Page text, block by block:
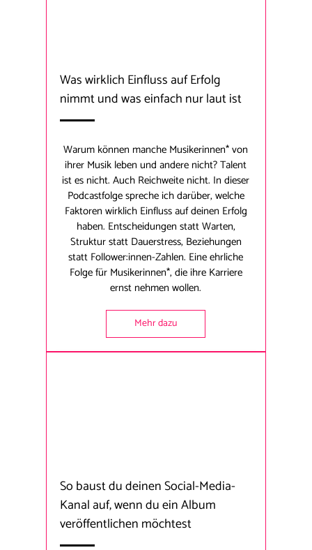
Was wirklich Einfluss auf Erfolg
nimmt und was einfach nur laut ist
Warum können manche Musikerinnen* von
ihrer Musik leben und andere nicht? Talent
ist es nicht. Auch Reichweite nicht. In dieser
Podcastfolge spreche ich darüber, welche
Faktoren wirklich Einfluss auf deinen Erfolg
haben. Entscheidungen statt Warten,
Struktur statt Dauerstress, Beziehungen
statt Follower:innen-Zahlen. Eine ehrliche
Folge für Musikerinnen*, die ihre Karriere
ernst nehmen wollen.
Mehr dazu
So baust du deinen Social-Media-
Kanal auf, wenn du ein Album
veröffentlichen möchtest